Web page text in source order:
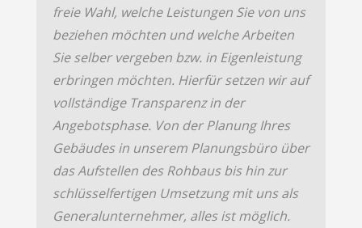
freie Wahl, welche Leistungen Sie von uns
beziehen möchten und welche Arbeiten
Sie selber vergeben bzw. in Eigenleistung
erbringen möchten. Hierfür setzen wir auf
vollständige Transparenz in der
Angebotsphase. Von der Planung Ihres
Gebäudes in unserem Planungsbüro über
das Aufstellen des Rohbaus bis hin zur
schlüsselfertigen Umsetzung mit uns als
Generalunternehmer, alles ist möglich.